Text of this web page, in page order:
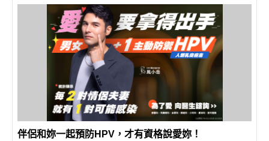
伴侶和妳一起預防HPV，才有資格說愛妳！